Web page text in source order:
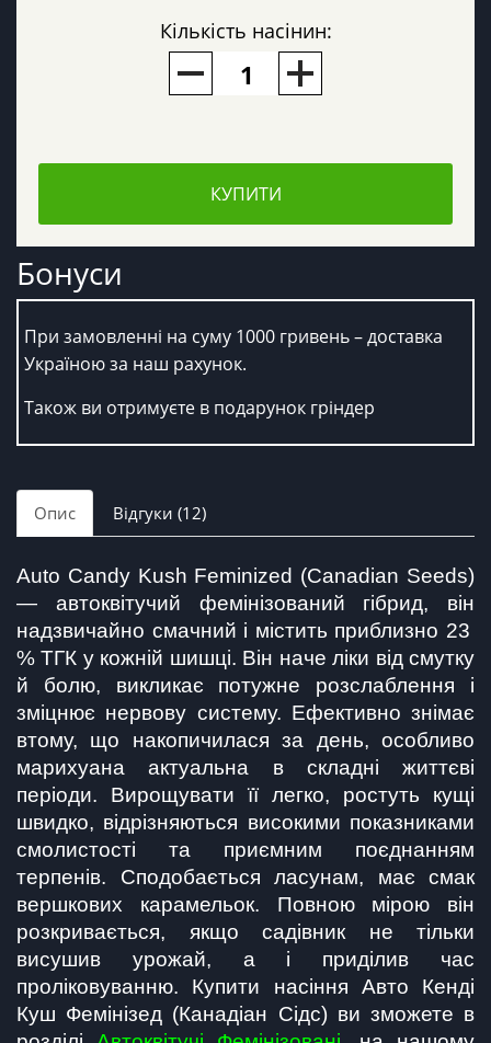
Кількість насінин:
КУПИТИ
Бонуси
При замовленні на суму 1000 гривень – доставка
Україною за наш рахунок.
Також ви отримуєте в подарунок гріндер
Опис Відгуки (12)
Auto Candy Kush Feminized (Canadian Seeds)
— автоквітучий фемінізований гібрид, він
надзвичайно смачний і містить приблизно 23
% ТГК у кожній шишці. Він наче ліки від смутку
й болю, викликає потужне розслаблення і
зміцнює нервову систему. Ефективно знімає
втому, що накопичилася за день, особливо
марихуана актуальна в складні життєві
періоди. Вирощувати її легко, ростуть кущі
швидко, відрізняються високими показниками
смолистості та приємним поєднанням
терпенів. Сподобається ласунам, має смак
вершкових карамельок. Повною мірою він
розкривається, якщо садівник не тільки
висушив урожай, а і приділив час
проліковуванню. Купити насіння Авто Кенді
Куш Фемінізед (Канадіан Сідс) ви зможете в